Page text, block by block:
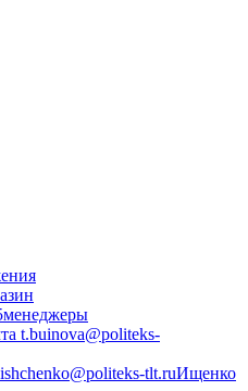
менеджеры
t.buinova@politeks-
tlt.ruИщенко